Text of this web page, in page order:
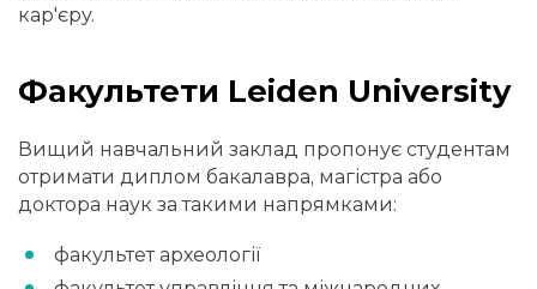
кар'єру.
Факультети Leiden University
Вищий навчальний заклад пропонує студентам
отримати диплом бакалавра, магістра або
доктора наук за такими напрямками:
факультет археології